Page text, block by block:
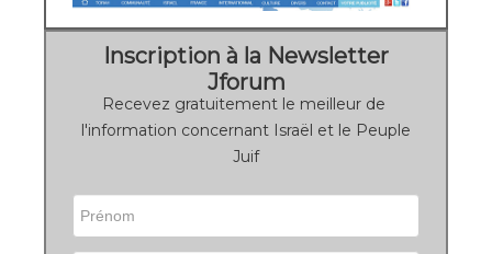
Inscription à la Newsletter
Jforum
Recevez gratuitement le meilleur de
l'information concernant Israël et le Peuple
Juif